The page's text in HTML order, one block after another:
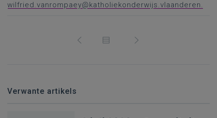
wilfried.vanrompaey@katholiekonderwijs.vlaanderen.
Verwante artikels